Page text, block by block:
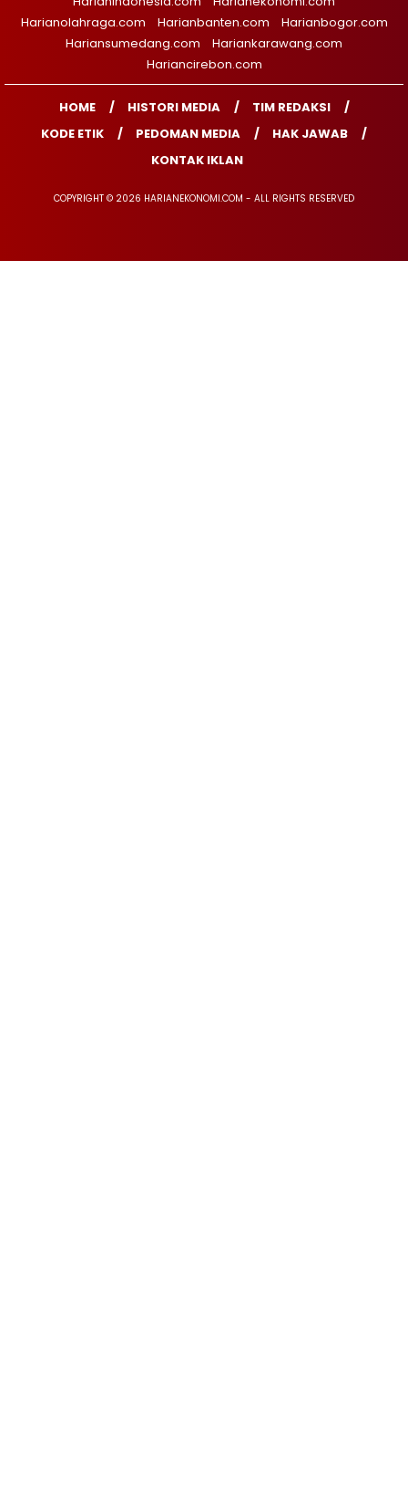
Harianolahraga.com
Harianbanten.com
Harianbogor.com
Hariansumedang.com
Hariankarawang.com
Hariancirebon.com
HOME HISTORI MEDIA
TIM REDAKSI
KODE ETIK
PEDOMAN MEDIA
HAK JAWAB
KONTAK IKLAN
COPYRIGHT © 2026 HARIANEKONOMI.COM - ALL RIGHTS RESERVED